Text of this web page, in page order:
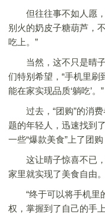
但往往事不如人愿，
别火的奶皮子糖葫芦，
吃上。”
当然，这不只是晴子
们特别希望，“手机里刷
能在家实现品质‘躺吃’。”
过去，“团购”的消费
题的年轻人，迅速找到
一些“爆款美食”上了团购
这让晴子惊喜不已，
家里就实现了美食自由
“终于可以将手机里的
权，掌握到了自己的手